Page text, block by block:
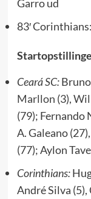
Garro ud
83′
Ceará SC:Bruno
Marllon (3),
(79); Fernando
A. Galeano (27),
(77); Aylon
Corinthians:
André Silva